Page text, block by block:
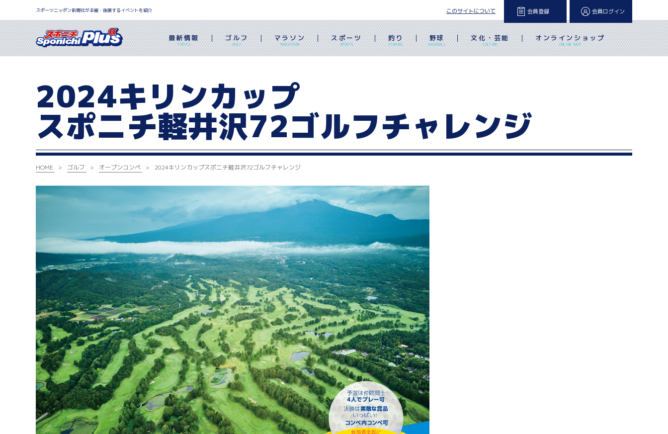
スポーツニッポン新聞社が主催・後援するイベントを紹介 このサイトについて 会員登録 会員ログイン
最新情報
TOPICS
ゴルフ
GOLF
マラソン
MARATHON
スポーツ
SPORTS
釣り
FISHING
野球
BASEBALL
文化・芸能
CULTURE
オンラインショップ
ONLINE SHOP
2024キリンカップ
スポニチ軽井沢72ゴルフチャレンジ
HOME ゴルフ オープンコンペ 2024キリンカップスポニチ軽井沢72ゴルフチャレンジ